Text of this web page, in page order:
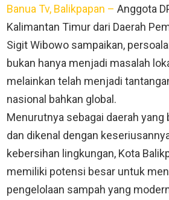
Banua Tv, Balikpapan – Anggota
Kalimantan Timur dari Daerah
Sigit Wibowo sampaikan,
bukan hanya menjadi masalah
melainkan telah menjadi
nasional bahkan global.
Menurutnya sebagai daerah
dan dikenal dengan
kebersihan lingkungan, Kota
memiliki potensi besar untuk
pengelolaan sampah yang